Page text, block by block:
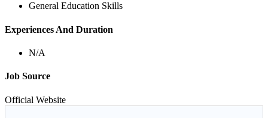
General Education Skills
Experiences And Duration
N/A
Job Source
Official Website